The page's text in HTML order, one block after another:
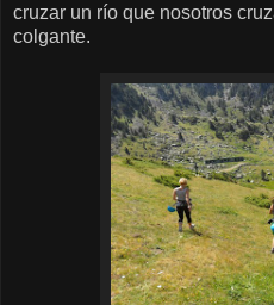
cruzar un río que nosotros
colgante.